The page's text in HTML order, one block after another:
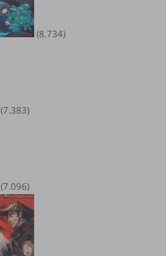
(8.734)
(7.383)
(7.096)